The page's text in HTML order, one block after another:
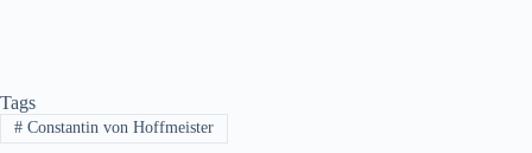
Tags
#Constantin von Hoffmeister